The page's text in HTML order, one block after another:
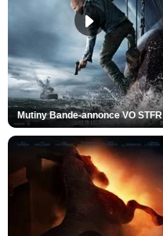
Mutiny Bande-annonce VO STFR